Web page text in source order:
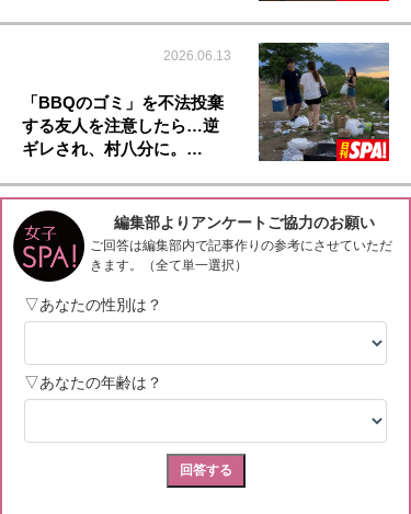
2026.06.13
「BBQのゴミ」を不法投棄
する友人を注意したら…逆
ギレされ、村八分に。…